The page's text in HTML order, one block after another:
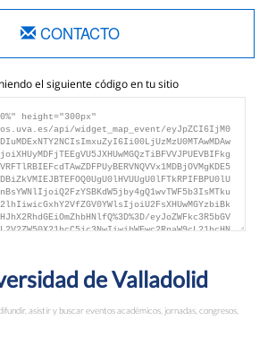
CONTACTO
el siguiente código en tu sitio
de Valladolid
asistir y buscar eventos académicos, jornadas, congresos,